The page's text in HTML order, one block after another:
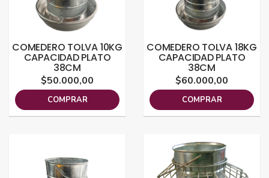
COMEDERO TOLVA 10KG
CAPACIDAD PLATO
38CM
$50.000,00
COMPRAR
COMEDERO TOLVA 18KG
CAPACIDAD PLATO
38CM
$60.000,00
COMPRAR